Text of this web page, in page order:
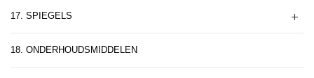
17. SPIEGELS
18. ONDERHOUDSMIDDELEN